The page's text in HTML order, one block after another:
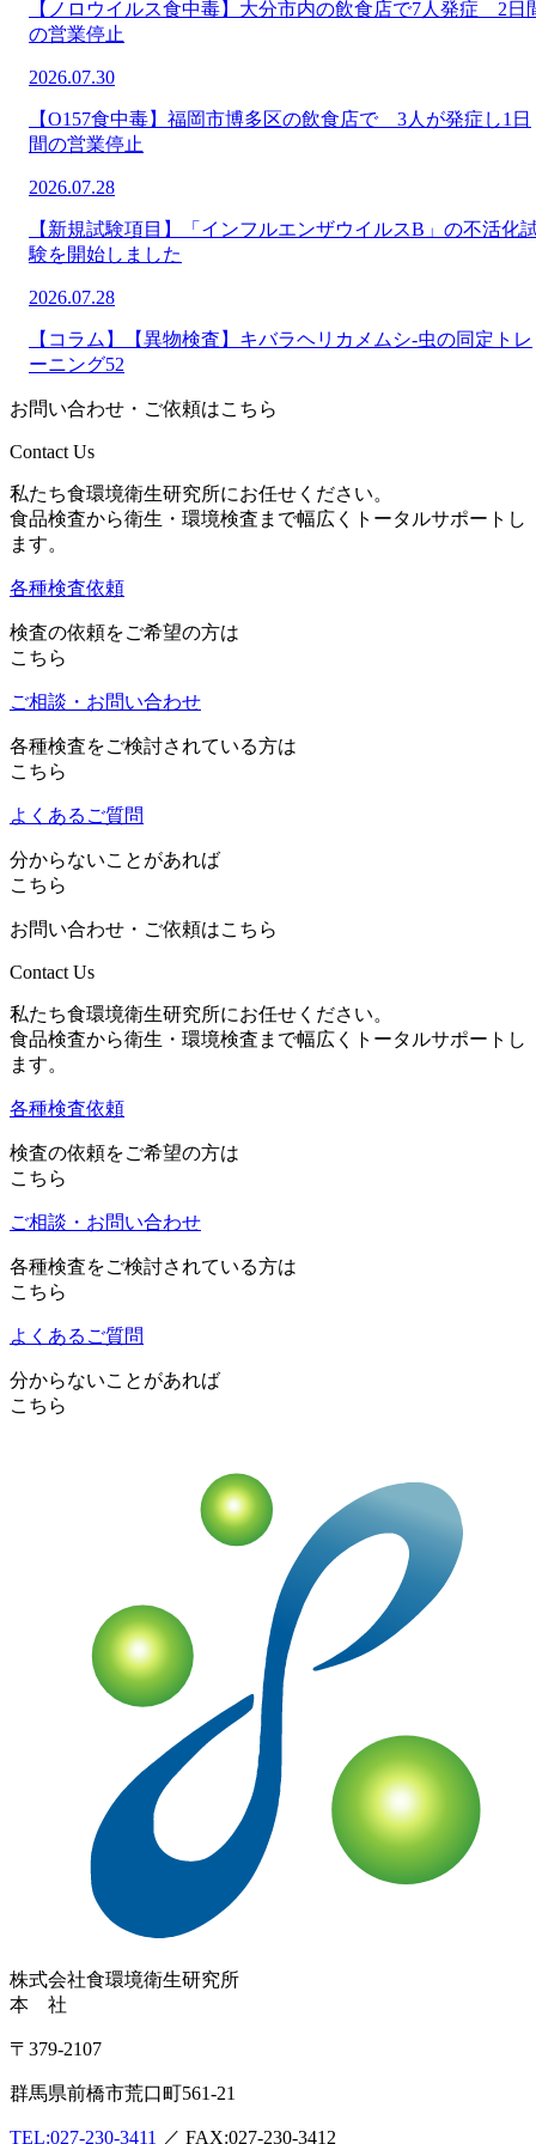
【ノロウイルス食中毒】大分市内の飲食店で7人発症 2日
の営業停止
2026.07.30
【O157食中毒】福岡市博多区の飲食店で 3人が発症し1日
間の営業停止
2026.07.28
【新規試験項目】「インフルエンザウイルスB」の不活化
験を開始しました
2026.07.28
【コラム】【異物検査】キバラヘリカメムシ-虫の同定トレ
ーニング52
お問い合わせ・ご依頼はこちら
Contact Us
私たち食環境衛生研究所にお任せください。
食品検査から衛生・環境検査まで幅広くトータルサポートし
ます。
各種検査依頼
検査の依頼をご希望の方は
こちら
ご相談・お問い合わせ
各種検査をご検討されている方は
こちら
よくあるご質問
分からないことがあれば
こちら
お問い合わせ・ご依頼はこちら
Contact Us
私たち食環境衛生研究所にお任せください。
食品検査から衛生・環境検査まで幅広くトータルサポートし
ます。
各種検査依頼
検査の依頼をご希望の方は
こちら
ご相談・お問い合わせ
各種検査をご検討されている方は
こちら
よくあるご質問
分からないことがあれば
こちら
株式会社食環境衛生研究所
本 社
〒379-2107
群馬県前橋市荒口町561-21
TEL:027-230-3411 ／ FAX:027-230-3412